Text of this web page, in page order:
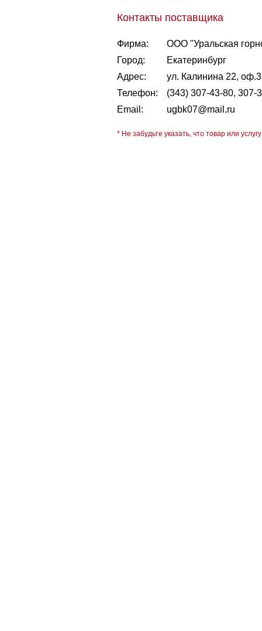
Контакты поставщика
Фирма:
ООО "Уральская
Город:
Екатеринбург
Адрес:
ул. Калинина 22,
Телефон:
(343) 307-43-80, 307-
Email:
ugbk07@mail.ru
* Не забудьте указать, что товар или